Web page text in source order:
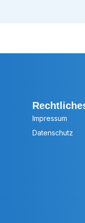
Impressum
Datenschutz